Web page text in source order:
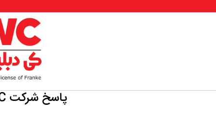
پاسخ شرکت KWC به سردبیر